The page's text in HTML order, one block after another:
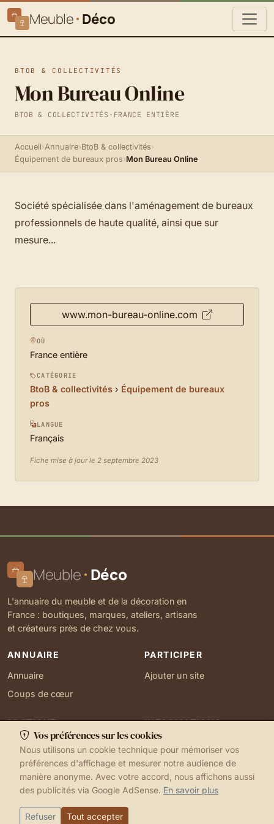
Meuble Déco
BTOB & COLLECTIVITÉS
Mon Bureau Online
BTOB & COLLECTIVITÉS · FRANCE ENTIÈRE
Accueil›Annuaire›BtoB & collectivités›
Équipement de bureaux pros›Mon Bureau Online
Société spécialisée dans l'aménagement de bureaux
professionnels de haute qualité, ainsi que sur
mesure...
www.mon-bureau-online.com
OÙ
France entière
CATÉGORIE
BtoB & collectivités › Équipement de bureaux
pros
LANGUE
Français
Fiche mise à jour le 2 septembre 2023
Meuble Déco
L'annuaire du meuble et de la décoration en
France : boutiques, marques, ateliers, artisans
et créateurs près de chez vous.
ANNUAIRE
Annuaire
Coups de cœur
PARTICIPER
Ajouter un site
PRATIQUE
Ma localisation
Gérer mes cookies
INFORMATIONS
Contact
1999-2026 © Meuble Déco Mentions légales
Vos préférences sur les cookies
Nous utilisons un cookie technique pour mémoriser vos
préférences d'affichage et mesurer notre audience de
manière anonyme. Avec votre accord, nous affichons aussi
des publicités via Google AdSense. En savoir plus
Refuser Tout accepter